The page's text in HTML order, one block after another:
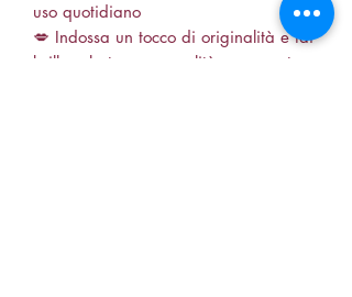
uso quotidiano
💋 Indossa un tocco di originalità e fai
brillare la tua personalità con questo